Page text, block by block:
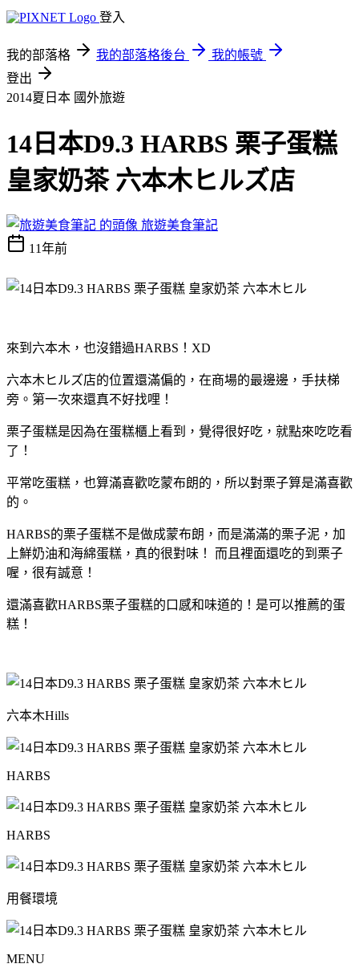
登入
我的部落格 我的部落格後台
我的帳號
登出
2014夏日本 國外旅遊
14日本D9.3 HARBS 栗子蛋糕
皇家奶茶 六本木ヒルズ店
旅遊美食筆記
11年前
來到六本木，也沒錯過HARBS！XD
六本木ヒルズ店的位置還滿偏的，在商場的最邊邊，手扶梯
旁。第一次來還真不好找哩！
栗子蛋糕是因為在蛋糕櫃上看到，覺得很好吃，就點來吃吃看
了！
平常吃蛋糕，也算滿喜歡吃蒙布朗的，所以對栗子算是滿喜歡
的。
HARBS的栗子蛋糕不是做成蒙布朗，而是滿滿的栗子泥，加
上鮮奶油和海綿蛋糕，真的很對味！ 而且裡面還吃的到栗子
喔，很有誠意！
還滿喜歡HARBS栗子蛋糕的口感和味道的！是可以推薦的蛋
糕！
六本木Hills
HARBS
HARBS
用餐環境
MENU